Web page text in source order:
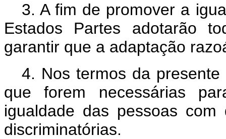
3. A fim de promover a
Estados Partes adotarão
garantir que a adaptação
4. Nos termos da
que forem necessárias
igualdade das pessoas com
discriminatórias.